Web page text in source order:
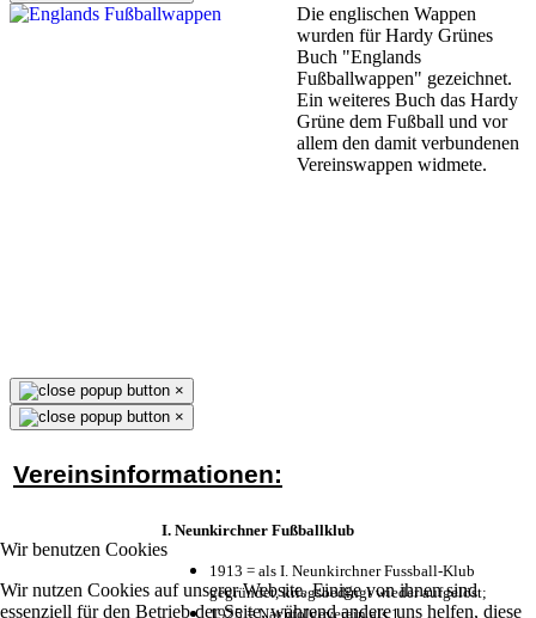
Wir benutzen Cookies
Wir nutzen Cookies auf unserer Website. Einige von ihnen sind
essenziell für den Betrieb der Seite, während andere uns helfen, diese
Die englischen Wappen
wurden für Hardy Grünes
Buch "Englands
Fußballwappen" gezeichnet.
Ein weiteres Buch das Hardy
Grüne dem Fußball und vor
allem den damit verbundenen
Vereinswappen widmete.
×
×
Vereinsinformationen:
I. Neunkirchner Fußballklub
1913 = als I. Neunkirchner Fussball-Klub
gegründet, kriegsbedingt wieder aufgelöst;
1925 = Nachfolgeverein als 1.